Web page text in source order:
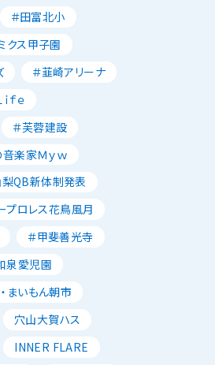
＃田富北小
クス甲子園
＃韮崎アリーナ
ｆｅ
＃芙蓉建設
音楽家Ｍｙｗ
梨QB新体制発表
プロレス花鳥風月
＃甲斐善光寺
泉愛児園
まいもん朝市
穴山大賀ハス
INNER FLARE